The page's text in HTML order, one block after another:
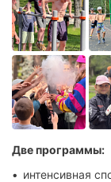
Две программы:
интенсивная